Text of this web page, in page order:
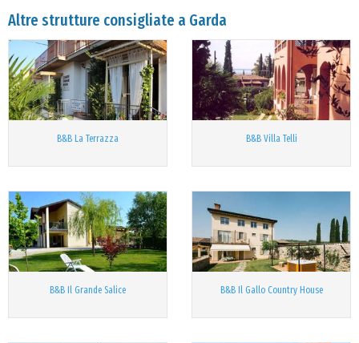
Altre strutture consigliate a Garda
B&B La Terrazza B&B Villa Telli
B&B Il Grande Salice B&B Il Gallo Country House